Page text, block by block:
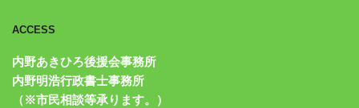
ACCESS
内野あきひろ後援会事務所
内野明浩行政書士事務所
（※市民相談等承ります。）